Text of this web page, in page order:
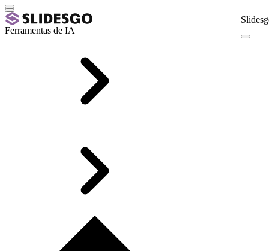
Ferramentas de IA